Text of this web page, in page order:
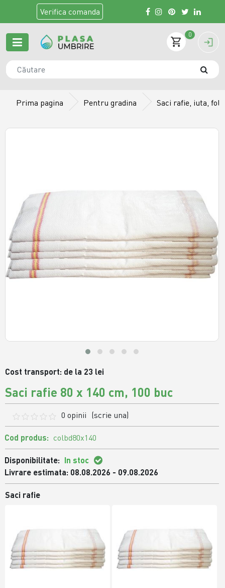
Verifica comanda
0
Prima pagina Pentru gradina Saci rafie, iuta,
Cost transport: de la 23 lei
Saci rafie 80 x 140 cm, 100 buc
0 opinii (scrie una)
Cod produs: colbd80x140
Disponibilitate: In stoc
Livrare estimata: 08.08.2026 - 09.08.2026
Saci rafie